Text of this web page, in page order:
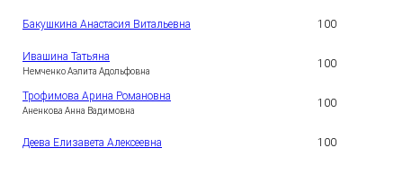
Бакушкина Анастасия Витальевна 100
Ивашина Татьяна
Немченко Аэлита Адольфовна
100
Трофимова Арина Романовна
Аненкова Анна Вадимовна
100
Деева Елизавета Алексеевна 100